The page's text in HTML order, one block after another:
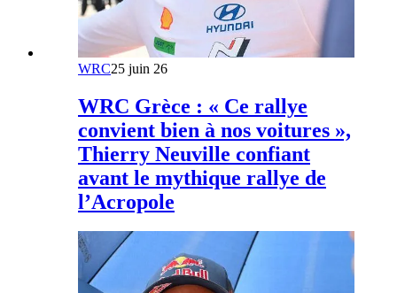
WRC25 juin 26
WRC Grèce : « Ce rallye
convient bien à nos voitures »,
Thierry Neuville confiant
avant le mythique rallye de
l’Acropole